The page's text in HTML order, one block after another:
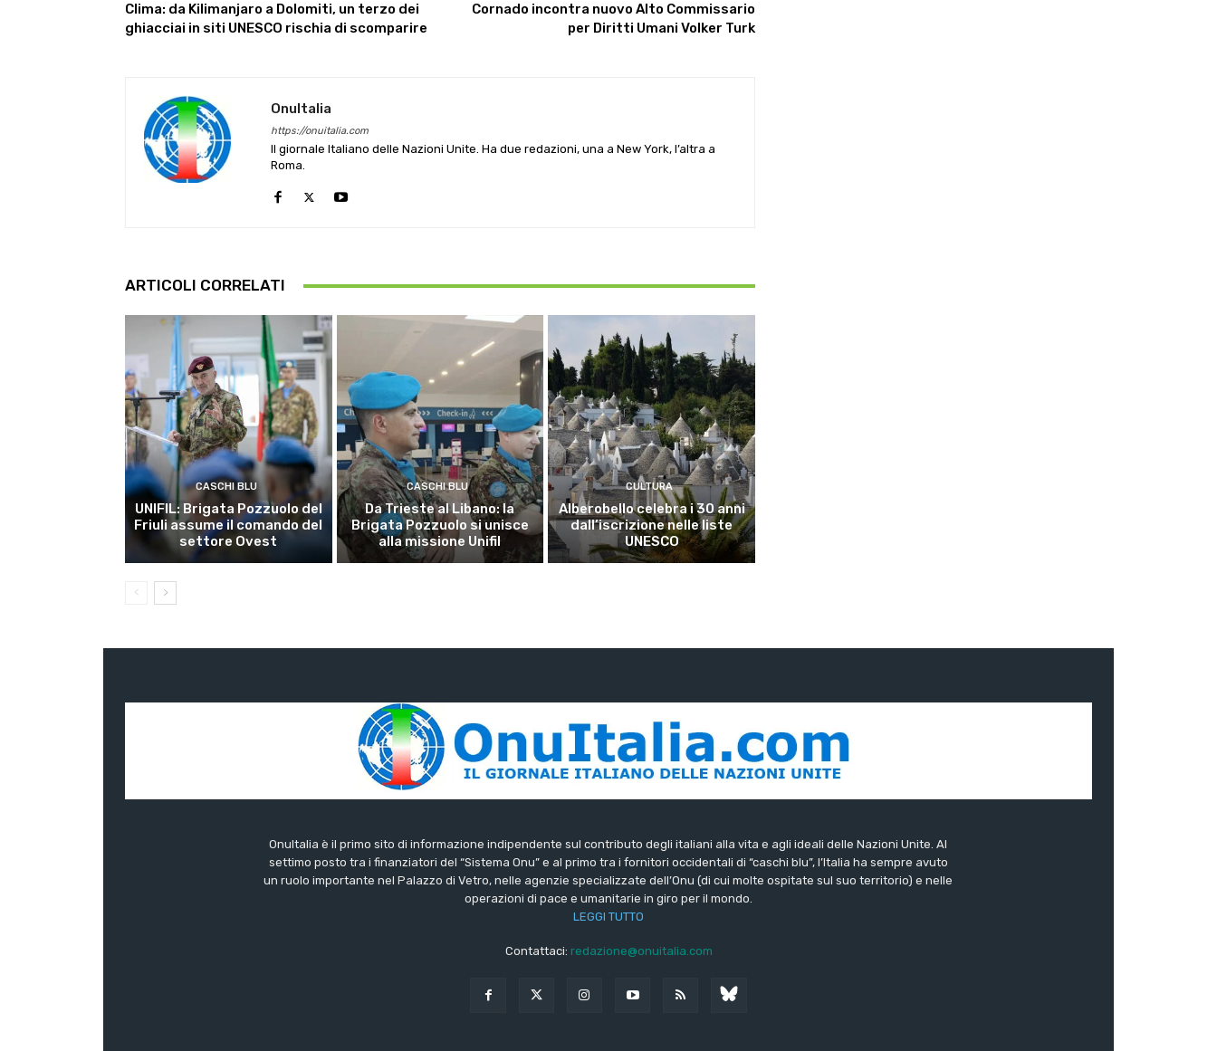
Clima: da Kilimanjaro a Dolomiti, un terzo dei
ghiacciai in siti UNESCO rischia di scomparire
Cornado incontra nuovo Alto Commissario
per Diritti Umani Volker Turk
OnuItalia
https://onuitalia.com
Il giornale Italiano delle Nazioni Unite. Ha due redazioni, una a New York, l’altra a
Roma.
ARTICOLI CORRELATI
CASCHI BLU
UNIFIL: Brigata Pozzuolo del
Friuli assume il comando del
settore Ovest
CASCHI BLU
Da Trieste al Libano: la
Brigata Pozzuolo si unisce
alla missione Unifil
CULTURA
Alberobello celebra i 30 anni
dall’iscrizione nelle liste
UNESCO
OnuItalia è il primo sito di informazione indipendente sul contributo degli italiani alla vita e agli ideali delle Nazioni Unite. Al
settimo posto tra i finanziatori del “Sistema Onu” e al primo tra i fornitori occidentali di “caschi blu”, l’Italia ha sempre avuto
un ruolo importante nel Palazzo di Vetro, nelle agenzie specializzate dell’Onu (di cui molte ospitate sul suo territorio) e nelle
operazioni di pace e umanitarie in giro per il mondo.
LEGGI TUTTO
Contattaci: redazione@onuitalia.com